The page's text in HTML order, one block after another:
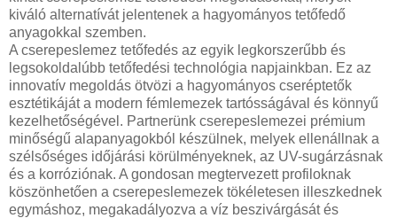
kiváló alternatívát jelentenek a hagyományos tetőfedő
anyagokkal szemben.
A cserepeslemez tetőfedés az egyik legkorszerűbb és
legsokoldalúbb tetőfedési technológia napjainkban. Ez az
innovatív megoldás ötvözi a hagyományos cseréptetők
esztétikáját a modern fémlemezek tartósságával és könnyű
kezelhetőségével. Partnerünk cserepeslemezei prémium
minőségű alapanyagokból készülnek, melyek ellenállnak a
szélsőséges időjárási körülményeknek, az UV-sugárzásnak
és a korróziónak. A gondosan megtervezett profiloknak
köszönhetően a cserepeslemezek tökéletesen illeszkednek
egymáshoz, megakadályozva a víz beszivárgását és